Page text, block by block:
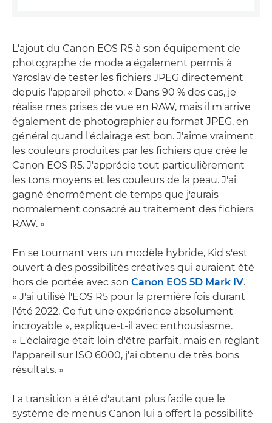
L'ajout du Canon EOS R5 à son équipement de
photographe de mode a également permis à
Yaroslav de tester les fichiers JPEG directement
depuis l'appareil photo. « Dans 90 % des cas, je
réalise mes prises de vue en RAW, mais il m'arrive
également de photographier au format JPEG, en
général quand l'éclairage est bon. J'aime vraiment
les couleurs produites par les fichiers que crée le
Canon EOS R5. J'apprécie tout particulièrement
les tons moyens et les couleurs de la peau. J'ai
gagné énormément de temps que j'aurais
normalement consacré au traitement des fichiers
RAW. »
En se tournant vers un modèle hybride, Kid s'est
ouvert à des possibilités créatives qui auraient été
hors de portée avec son Canon EOS 5D Mark IV.
« J'ai utilisé l'EOS R5 pour la première fois durant
l'été 2022. Ce fut une expérience absolument
incroyable », explique-t-il avec enthousiasme.
« L'éclairage était loin d'être parfait, mais en réglant
l'appareil sur ISO 6000, j'ai obtenu de très bons
résultats. »
La transition a été d'autant plus facile que le
système de menus Canon lui a offert la possibilité